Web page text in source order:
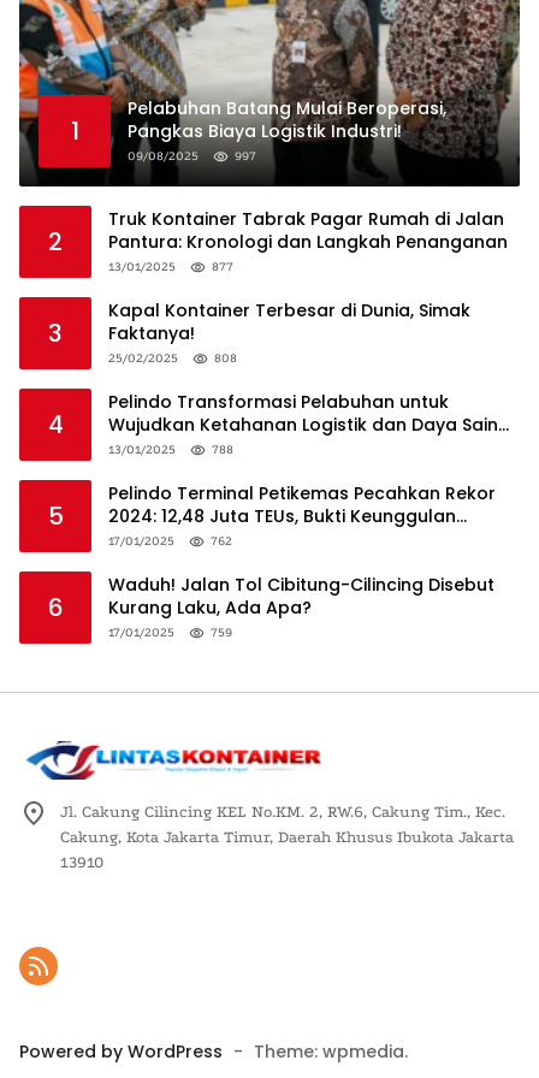
1
Pelabuhan Batang Mulai Beroperasi,
Pangkas Biaya Logistik Industri!
09/08/2025 997
2
Truk Kontainer Tabrak Pagar Rumah di Jalan
Pantura: Kronologi dan Langkah Penanganan
13/01/2025 877
3
Kapal Kontainer Terbesar di Dunia, Simak
Faktanya!
25/02/2025 808
4
Pelindo Transformasi Pelabuhan untuk
Wujudkan Ketahanan Logistik dan Daya Saing
Global
13/01/2025 788
5
Pelindo Terminal Petikemas Pecahkan Rekor
2024: 12,48 Juta TEUs, Bukti Keunggulan
Logistik Nasional
17/01/2025 762
6
Waduh! Jalan Tol Cibitung-Cilincing Disebut
Kurang Laku, Ada Apa?
17/01/2025 759
Jl. Cakung Cilincing KEL No.KM. 2, RW.6, Cakung Tim., Kec.
Cakung, Kota Jakarta Timur, Daerah Khusus Ibukota Jakarta
13910
Powered by WordPress - Theme: wpmedia.